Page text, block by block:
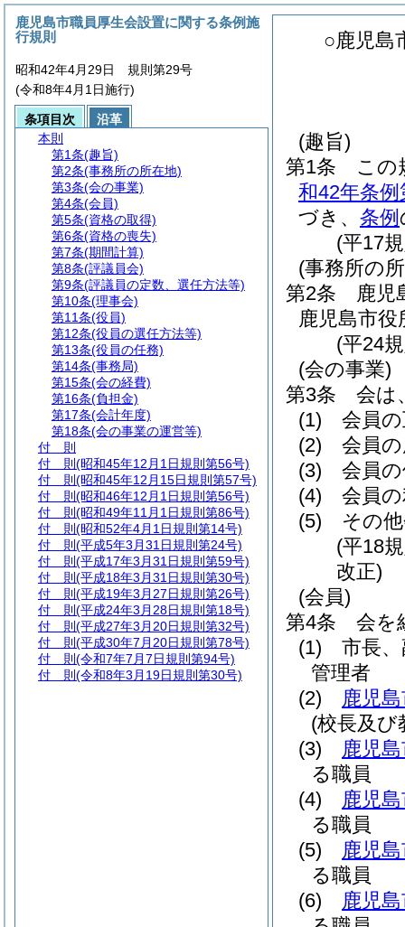
○鹿児島
(趣旨)
第1条
この
和42年条
づき、 条例
(平17
(事務所の
第2条
鹿児
鹿児島市
(平24
(会の事業)
第3条
会は
(1)
会員
(2)
会員
(3)
会員
(4)
会員
(5)
その
(平18
改正)
(会員)
第4条
会を
(1)
市長
管理者
(2)
鹿児
(校長及び
(3)
鹿児
る職員
(4)
鹿児
る職員
(5)
鹿児
る職員
(6)
鹿児
鹿児島市職員厚生会設置に関する条例施
行規則
昭和42年4月29日 規則第29号
(令和8年4月1日施行)
条項目次
沿革
本則
第1条(趣旨)
第2条(事務所の所在地)
第3条(会の事業)
第4条(会員)
第5条(資格の取得)
第6条(資格の喪失)
第7条(期間計算)
第8条(評議員会)
第9条(評議員の定数、選任方法等)
第10条(理事会)
第11条(役員)
第12条(役員の選任方法等)
第13条(役員の任務)
第14条(事務局)
第15条(会の経費)
第16条(負担金)
第17条(会計年度)
第18条(会の事業の運営等)
付 則
付 則 (昭和45年12月1日規則第56号)
付 則 (昭和45年12月15日規則第57号)
付 則 (昭和46年12月1日規則第56号)
付 則 (昭和49年11月1日規則第86号)
付 則 (昭和52年4月1日規則第14号)
付 則 (平成5年3月31日規則第24号)
付 則 (平成17年3月31日規則第59号)
付 則 (平成18年3月31日規則第30号)
付 則 (平成19年3月27日規則第26号)
付 則 (平成24年3月28日規則第18号)
付 則 (平成27年3月20日規則第32号)
付 則 (平成30年7月20日規則第78号)
付 則 (令和7年7月7日規則第94号)
付 則 (令和8年3月19日規則第30号)